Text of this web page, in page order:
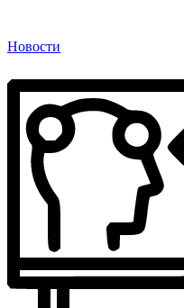
Новости